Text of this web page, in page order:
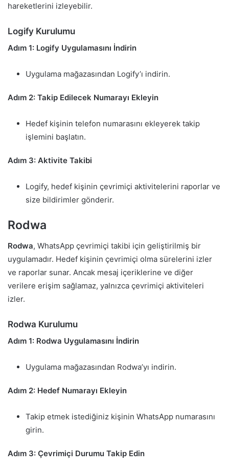
hareketlerini izleyebilir.
Logify Kurulumu
Adım 1: Logify Uygulamasını İndirin
Uygulama mağazasından Logify’ı indirin.
Adım 2: Takip Edilecek Numarayı Ekleyin
Hedef kişinin telefon numarasını ekleyerek takip
işlemini başlatın.
Adım 3: Aktivite Takibi
Logify, hedef kişinin çevrimiçi aktivitelerini raporlar ve
size bildirimler gönderir.
Rodwa
Rodwa, WhatsApp çevrimiçi takibi için geliştirilmiş bir
uygulamadır. Hedef kişinin çevrimiçi olma sürelerini izler
ve raporlar sunar. Ancak mesaj içeriklerine ve diğer
verilere erişim sağlamaz, yalnızca çevrimiçi aktiviteleri
izler.
Rodwa Kurulumu
Adım 1: Rodwa Uygulamasını İndirin
Uygulama mağazasından Rodwa’yı indirin.
Adım 2: Hedef Numarayı Ekleyin
Takip etmek istediğiniz kişinin WhatsApp numarasını
girin.
Adım 3: Çevrimiçi Durumu Takip Edin